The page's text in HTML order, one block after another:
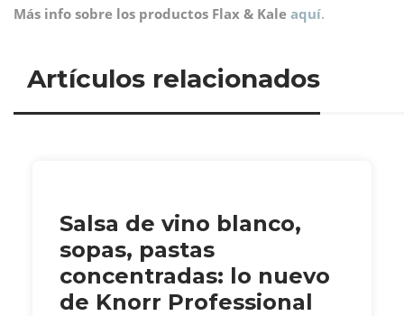
Más info sobre los productos Flax & Kale aquí.
Artículos relacionados
Salsa de vino blanco,
sopas, pastas
concentradas: lo nuevo
de Knorr Professional